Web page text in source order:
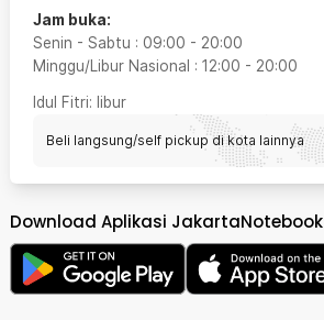
Jam buka:
Senin - Sabtu : 09:00 - 20:00
Minggu/Libur Nasional : 12:00 - 20:00
Idul Fitri: libur
Beli langsung/self pickup di kota lainnya
Download Aplikasi JakartaNotebook